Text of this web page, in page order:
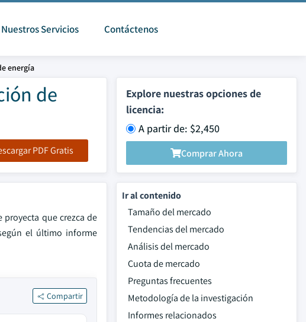
Nuestros Servicios Contáctenos
energía
de
PDF Gratis
Explore nuestras opciones de
licencia:
A partir de: $2,450
Comprar Ahora
proyecta que crezca de
el último informe
Compartir
Ir al contenido
Tamaño del mercado
Tendencias del mercado
Análisis del mercado
Cuota de mercado
Preguntas frecuentes
Metodología de la investigación
Informes relacionados